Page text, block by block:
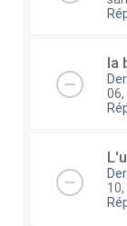
la
06,